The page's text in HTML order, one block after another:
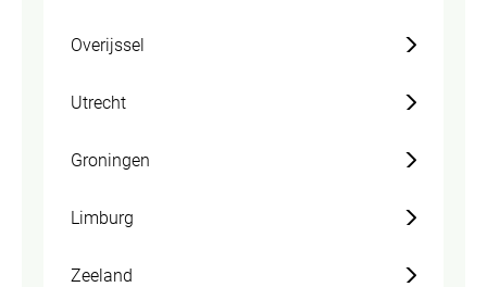
Overijssel
Utrecht
Groningen
Limburg
Zeeland